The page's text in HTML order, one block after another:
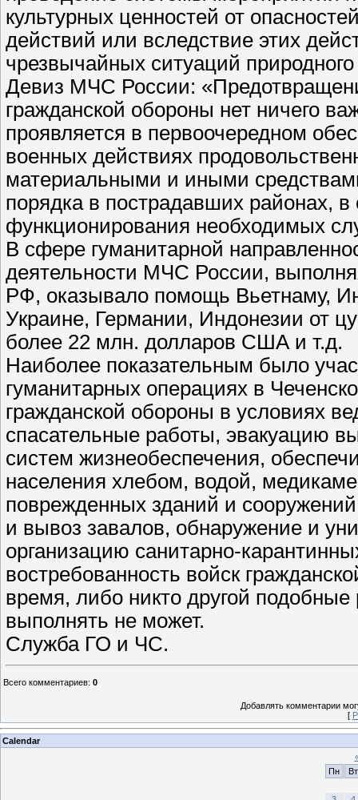
культурных ценностей от
действий или вследствие этих
чрезвычайных ситуаций природного
Девиз МЧС России:
гражданской обороны нет ничего
проявляется в первоочередном
военных действиях
материальными и иными
порядка в пострадавших районах,
функционирования необходимых
В сфере гуманитарной
деятельности МЧС России,
РФ, оказывало помощь Вьетнаму,
Украине, Германии, Индонезии от
более 22 млн. долларов США и т.д.
Наиболее показательным было
гуманитарных операциях в
гражданской обороны в условиях
спасательные работы, эвакуацию
систем жизнеобеспечения,
населения хлебом, водой,
поврежденных зданий и
и вывоз завалов, обнаружение и
организацию санитарно-
востребованность войск
время, либо никто другой
выполнять не может.
Служба ГО и ЧС.
Всего комментариев: 0
Добавлять комментарии
[
Calendar
Пн
Вт